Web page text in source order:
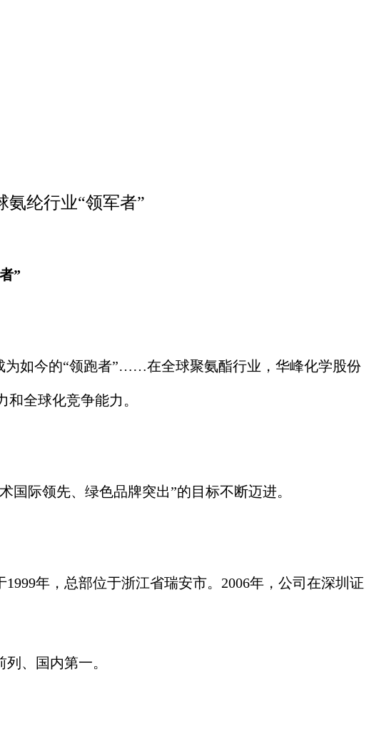
氨纶行业“领军者”
”
如今的“领跑者”……在全球聚氨酯行业，华峰化学股份
全球化竞争能力。
际领先、绿色品牌突出”的目标不断迈进。
年，总部位于浙江省瑞安市。2006年，公司在深圳证
、国内第一。